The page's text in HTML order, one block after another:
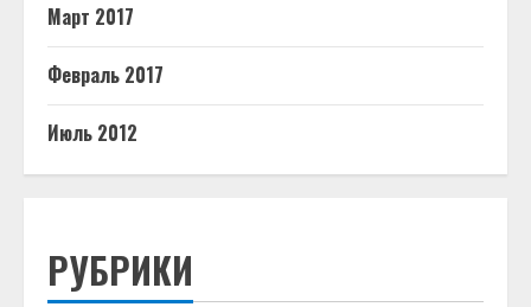
Март 2017
Февраль 2017
Июль 2012
РУБРИКИ